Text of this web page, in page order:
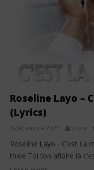
Roseline Layo –
(Lyrics)
4 décembre 2025 Stone
Roseline Layo - C’est La
thiéé Toi ton affaire là